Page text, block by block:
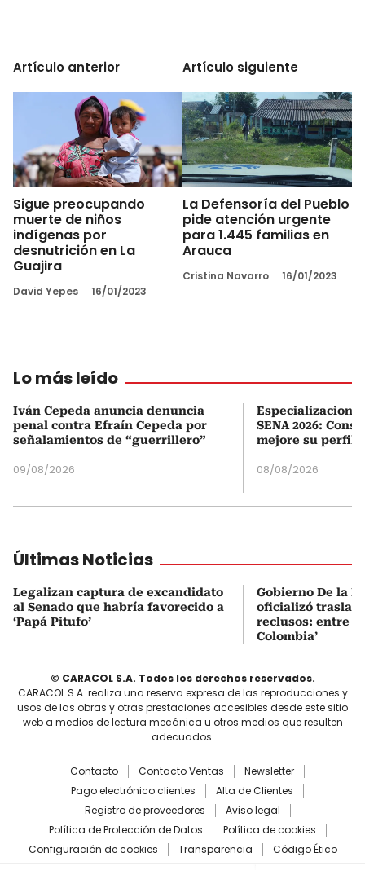
Artículo anterior
Sigue preocupando
muerte de niños
indígenas por
desnutrición en La
Guajira
David Yepes 16/01/2023
Artículo siguiente
La Defensoría del Pueblo
pide atención urgente
para 1.445 familias en
Arauca
Cristina Navarro 16/01/2023
Lo más leído
Iván Cepeda anuncia denuncia
penal contra Efraín Cepeda por
señalamientos de “guerrillero”
09/08/2026
SENA 2026:
mejore su perfil
08/08/2026
Últimas Noticias
Legalizan captura de excandidato
al Senado que habría favorecido a
‘Papá Pitufo’
Gobierno De la
oficializó
reclusos: entre
Colombia’
© CARACOL S.A. Todos los derechos reservados.
CARACOL S.A. realiza una reserva expresa de las reproducciones y
usos de las obras y otras prestaciones accesibles desde este sitio
web a medios de lectura mecánica u otros medios que resulten
adecuados.
Contacto Contacto Ventas
Newsletter
Pago electrónico clientes
Alta de Clientes
Registro de proveedores
Aviso legal
Política de Protección de Datos
Política de cookies
Configuración de cookies
Transparencia Código Ético